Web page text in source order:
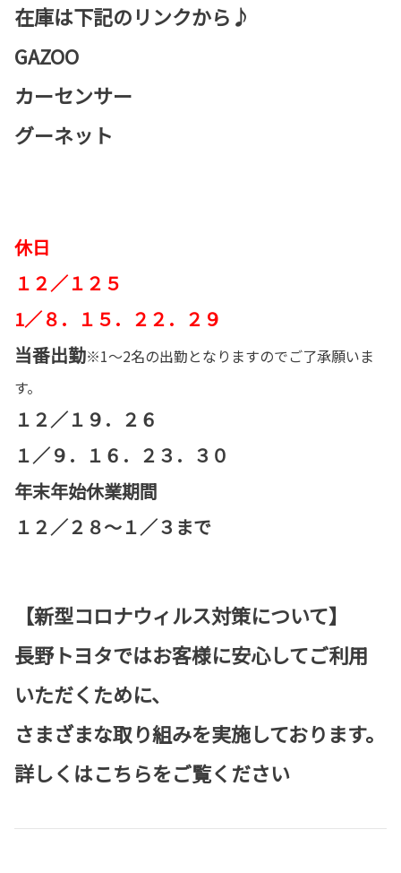
在庫は下記のリンクから♪
GAZOO
カーセンサー
グーネット
休日
１２／１２５
1／８．１５．２２．２９
当番出勤※1～2名の出勤となりますのでご了承願いま
す。
１２／１９．２６
１／９．１６．２３．３０
年末年始休業期間
１２／２８～１／３まで
【新型コロナウィルス対策について】
長野トヨタではお客様に安心してご利用
いただくために、
さまざまな取り組みを実施しております。
詳しくはこちらをご覧ください